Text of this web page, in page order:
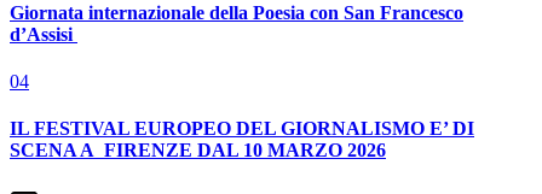
Giornata internazionale della Poesia con San Francesco
d’Assisi
04
IL FESTIVAL EUROPEO DEL GIORNALISMO E’ DI
SCENA A FIRENZE DAL 10 MARZO 2026